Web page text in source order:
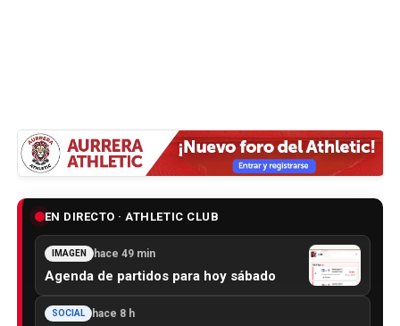
EN DIRECTO · ATHLETIC CLUB
IMAGEN hace 49 min
Agenda de partidos para hoy sábado
SOCIAL hace 8 h